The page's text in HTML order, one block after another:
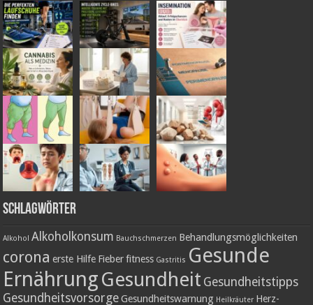
Schlagwörter
Alkohol Alkoholkonsum Bauchschmerzen Behandlungsmöglichkeiten
corona erste Hilfe Fieber fitness Gastritis Gesunde
ErnährungGesundheit Gesundheitstipps
Gesundheitsvorsorge Gesundheitswarnung Heilkräuter Herz-